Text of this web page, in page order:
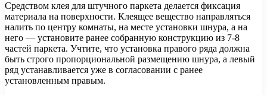
Средством клея для штучного паркета делается фиксация
материала на поверхности. Клеящее вещество направляться
налить по центру комнаты, на месте установки шнура, а на
него — установите ранее собранную конструкцию из 7-8
частей паркета. Учтите, что установка правого ряда должна
быть строго пропорциональной размещению шнура, а левый
ряд устанавливается уже в согласовании с ранее
установленным правым.